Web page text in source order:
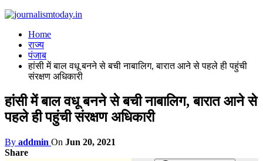
Home
राज्य
पंजाब
हांसी में बाल वधू बनने से बची नाबालिग, बारात आने से पहले ही पहुंची
संरक्षण अधिकारी
हांसी में बाल वधू बनने से बची नाबालिग, बारात आने से
पहले ही पहुंची संरक्षण अधिकारी
By addmin On Jun 20, 2021
Share